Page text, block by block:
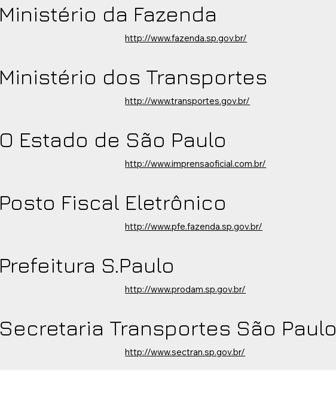
http://www.fazenda.sp.gov.br/
Ministério da Fazenda
http://www.transportes.gov.br/
Ministério dos Transportes
http://www.imprensaoficial.com.br/
O Estado de São Paulo
http://www.pfe.fazenda.sp.gov.br/
Posto Fiscal Eletrônico
http://www.prodam.sp.gov.br/
Prefeitura S.Paulo
http://www.sectran.sp.gov.br/
Secretaria Transportes São Paulo